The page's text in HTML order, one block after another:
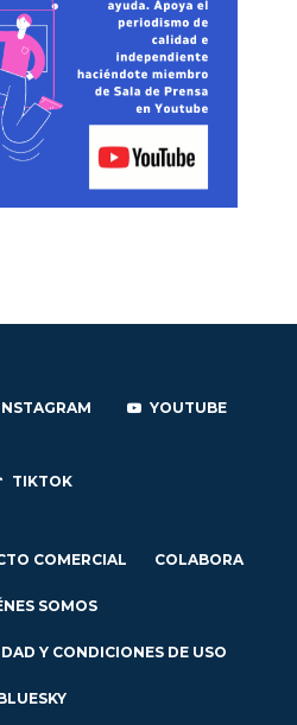
YOUTUBE
TIKTOK
COMERCIAL COLABORA
SOMOS
Y CONDICIONES DE USO